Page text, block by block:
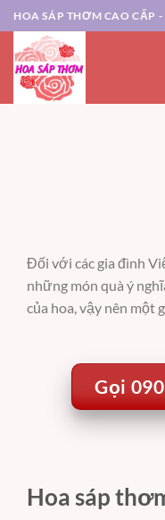
Chuyển
đến
nội
dung
HOA SÁP THƠM CAO CẤP
Đối với các gia đình
những món quà ý
của hoa, vậy nên một
Gọi
Hoa sáp